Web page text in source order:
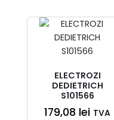
ELECTROZI
DEDIETRICH
S101566
179,08 lei TVA